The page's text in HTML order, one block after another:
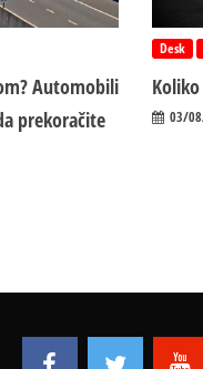
Automobili
prekoračite
Desk
03/